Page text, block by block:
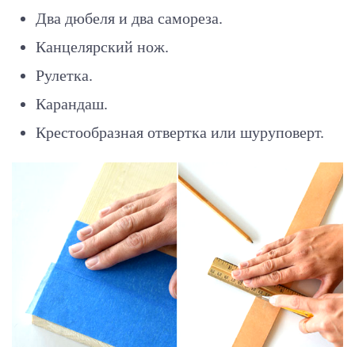
Два дюбеля и два самореза.
Канцелярский нож.
Рулетка.
Карандаш.
Крестообразная отвертка или шуруповерт.